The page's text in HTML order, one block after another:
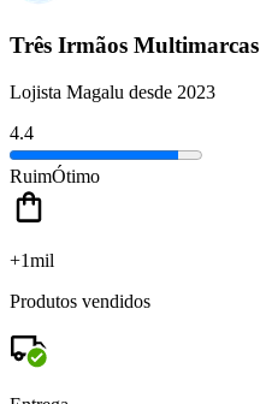
Três Irmãos Multimarcas
Lojista Magalu desde 2023
4.4
RuimÓtimo
+1mil
Produtos vendidos